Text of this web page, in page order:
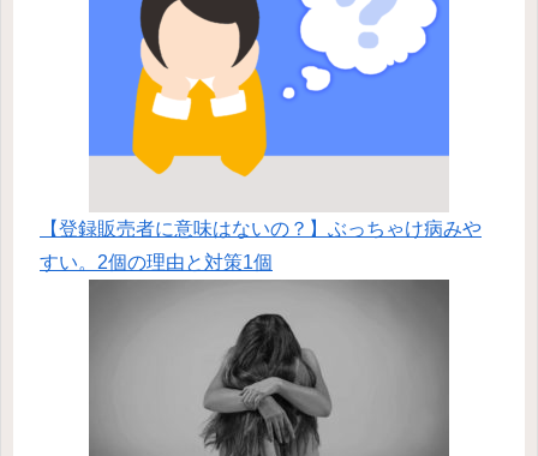
【登録販売者に意味はないの？】ぶっちゃけ病みや
すい。2個の理由と対策1個